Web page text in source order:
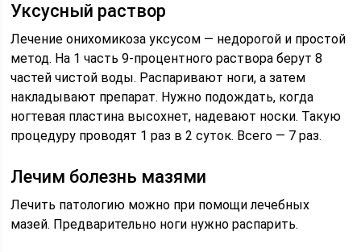
Уксусный раствор
Лечение онихомикоза уксусом — недорогой и простой
метод. На 1 часть 9-процентного раствора берут 8
частей чистой воды. Распаривают ноги, а затем
накладывают препарат. Нужно подождать, когда
ногтевая пластина высохнет, надевают носки. Такую
процедуру проводят 1 раз в 2 суток. Всего — 7 раз.
Лечим болезнь мазями
Лечить патологию можно при помощи лечебных
мазей. Предварительно ноги нужно распарить.